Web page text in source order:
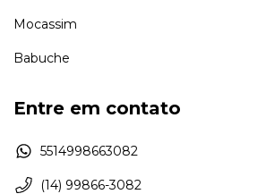
Mocassim
Babuche
Entre em contato
5514998663082
(14) 99866-3082